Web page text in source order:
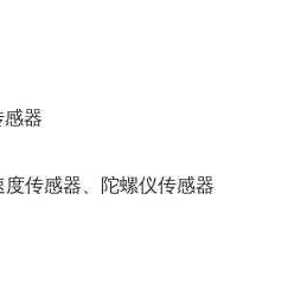
感器
度传感器、陀螺仪传感器